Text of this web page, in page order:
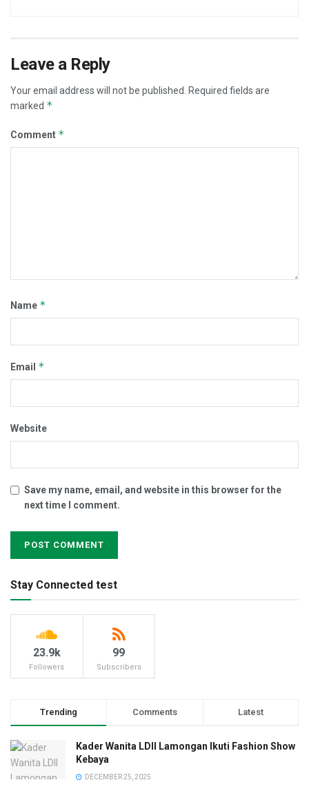
Leave a Reply
Your email address will not be published.
Required fields are
marked *
Comment *
Name *
Email *
Website
Save my name, email, and website in this browser for the
next time I comment.
Stay Connected test
23.9k
Followers
99
Subscribers
Trending Comments Latest
Kader Wanita LDII Lamongan Ikuti Fashion Show
Kebaya
DECEMBER 25, 2025